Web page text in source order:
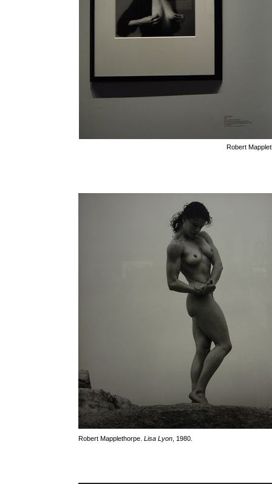
Robert
Robert Mapplethorpe. Lisa Lyon , 1980.